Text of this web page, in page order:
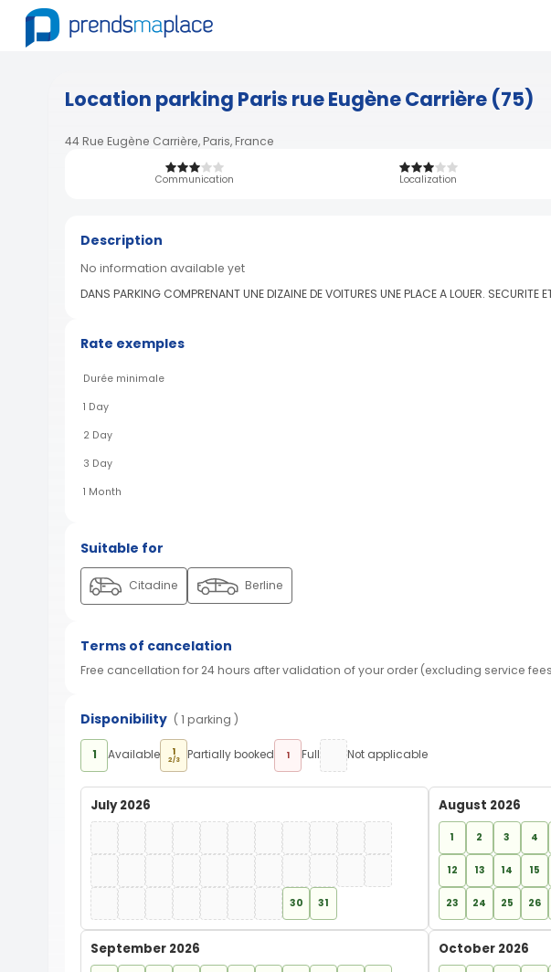
Location parking Paris rue Eugène Carrière (75)
44 Rue Eugène Carrière, Paris, France
Communication Localization
Description
No information available yet
DANS PARKING COMPRENANT UNE DIZAINE DE VOITURES UNE PLACE A LOUER. SECURITE
Rate exemples
Durée minimale
1 Day
2 Day
3 Day
1 Month
Suitable for
Citadine Berline
Terms of cancelation
Free cancellation for 24 hours after validation of your order (excluding service
Disponibility ( 1 parking )
1 Available 1
2/3 Partially booked 1 Full Not applicable
July 2026
30 31
August 2026
1 2 3 4
12 13 14 15
23 24 25 26
September 2026 October 2026